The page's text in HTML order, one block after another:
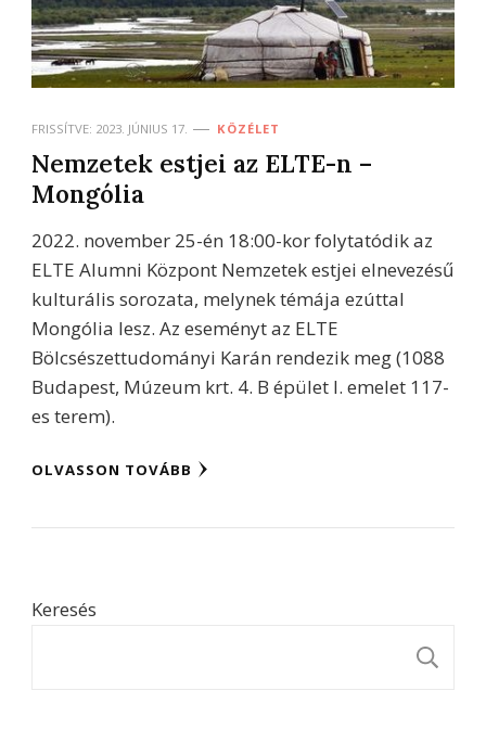
FRISSÍTVE: 2023. JÚNIUS 17. KÖZÉLET
Nemzetek estjei az ELTE-n –
Mongólia
2022. november 25-én 18:00-kor folytatódik az
ELTE Alumni Központ Nemzetek estjei elnevezésű
kulturális sorozata, melynek témája ezúttal
Mongólia lesz. Az eseményt az ELTE
Bölcsészettudományi Karán rendezik meg (1088
Budapest, Múzeum krt. 4. B épület I. emelet 117-
es terem).
OLVASSON TOVÁBB
Keresés